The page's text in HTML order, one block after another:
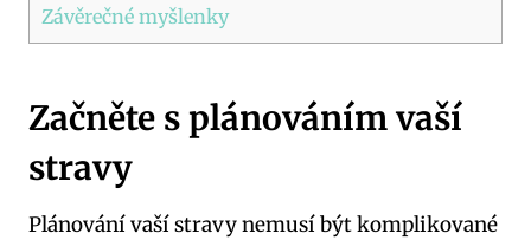
Závěrečné myšlenky
Začněte s plánováním vaší
stravy
Plánování ⁣vaší stravy nemusí ‍být komplikované